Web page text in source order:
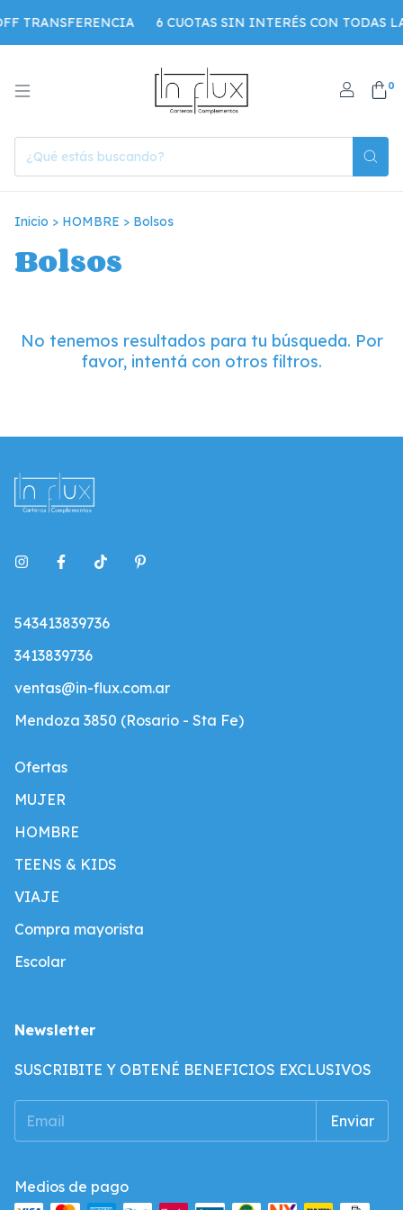
TRANSFERENCIA 6 CUOTAS SIN INTERÉS CON TODAS
0
Inicio > HOMBRE > Bolsos
Bolsos
No tenemos resultados para tu búsqueda. Por
favor, intentá con otros filtros.
543413839736
3413839736
ventas@in-flux.com.ar
Mendoza 3850 (Rosario - Sta Fe)
Ofertas
MUJER
HOMBRE
TEENS & KIDS
VIAJE
Compra mayorista
Escolar
Newsletter
SUSCRIBITE Y OBTENÉ BENEFICIOS EXCLUSIVOS
Medios de pago